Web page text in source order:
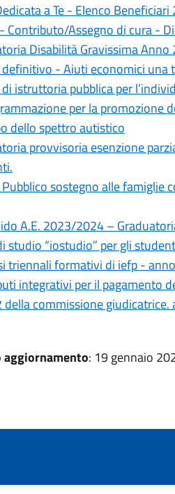
a Te - Elenco Beneficiari
Contributo/Assegno di cura -
Disabilità Gravissima
- Aiuti economici una
istruttoria pubblica per
per la promozione
dello spettro autistico
provvisoria esenzione
sostegno alle famiglie
A.E. 2023/2024 –
studio “iostudio” per gli
triennali formativi di iefp -
integrativi per il pagamento
della commissione
: 19 gennaio